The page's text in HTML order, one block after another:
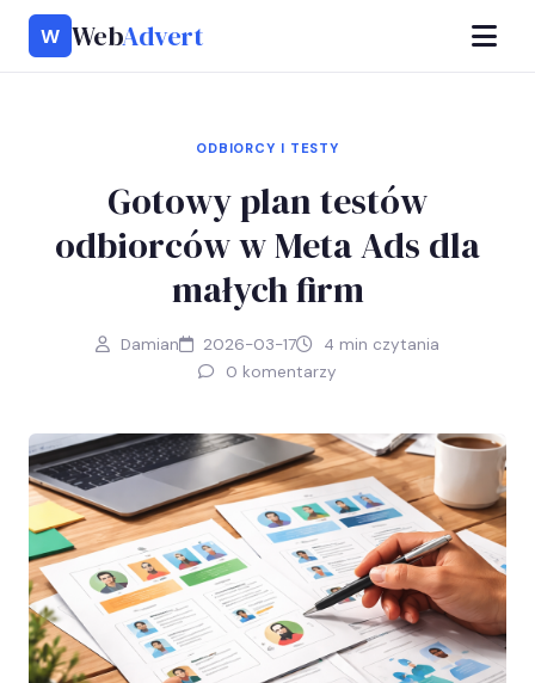
W WebAdvert
ODBIORCY I TESTY
Gotowy plan testów
odbiorców w Meta Ads dla
małych firm
Damian 2026-03-17
4 min czytania
0 komentarzy